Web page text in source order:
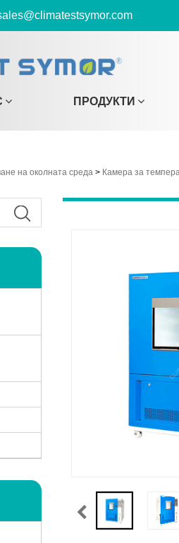
ПРОДУКТИ
на околната среда > Камера за